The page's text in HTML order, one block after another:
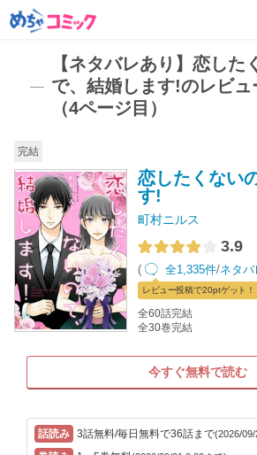
【ネタバレあり】恋した
で、結婚します!のレビュ
（4ページ目）
完結
恋したくない
す!
町村ニルス
3.9
( 全1,335件/ネタ
レビュー投稿で20ptゲット！
全60話完結
全30巻完結
今すぐ無料で読む
3話無料/毎日無料で36話まで(2026/